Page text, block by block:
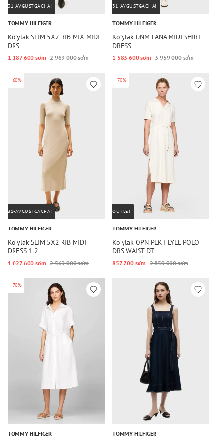
31-AVGUSTGACHA!
TOMMY HILFIGER
Koʻylak SLIM 5X2 RIB MIX MIDI
DRS
1 187 600 so‘m 2 969 000 so‘m
31-AVGUSTGACHA!
TOMMY HILFIGER
Koʻylak DNM LANA MIDI SHIRT
DRESS
1 583 600 so‘m 3 959 000 so‘m
-60%
31-AVGUSTGACHA!
TOMMY HILFIGER
Koʻylak SLIM 5X2 RIB MIDI
DRESS 1 2
1 027 600 so‘m 2 569 000 so‘m
-70%
OUTLET
TOMMY HILFIGER
Koʻylak OPN PLKT LYLL POLO
DRS WAIST DTL
857 700 so‘m 2 859 000 so‘m
-70%
TOMMY HILFIGER TOMMY HILFIGER